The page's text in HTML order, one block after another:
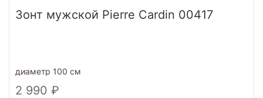
Зонт мужской Pierre Cardin 00417
диаметр 100 см
2 990